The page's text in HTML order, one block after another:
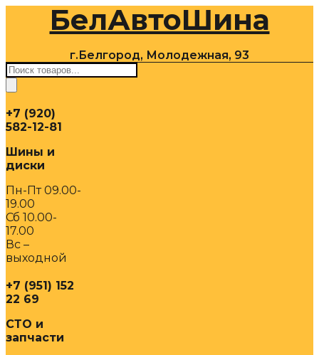
содержимомуБелАвтоШина
г.Белгород, Молодежная, 93
Поиск
товаров
+7 (920)
582-12-81
Шины и
диски
Пн-Пт 09.00-
19.00
Сб 10.00-
17.00
Вс –
выходной
+7 (951) 152
22 69
СТО и
запчасти